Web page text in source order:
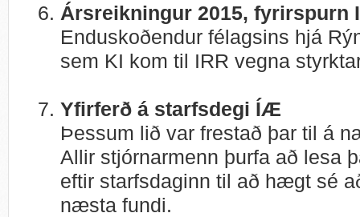
Ársreikningur 2015, fyrirspurn
Enduskoðendur félagsins hjá
sem KI kom til IRR vegna
Yfirferð á starfsdegi ÍÆ
Þessum lið var frestað þar til á
Allir stjórnarmenn þurfa að lesa
eftir starfsdaginn til að hægt sé
næsta fundi.